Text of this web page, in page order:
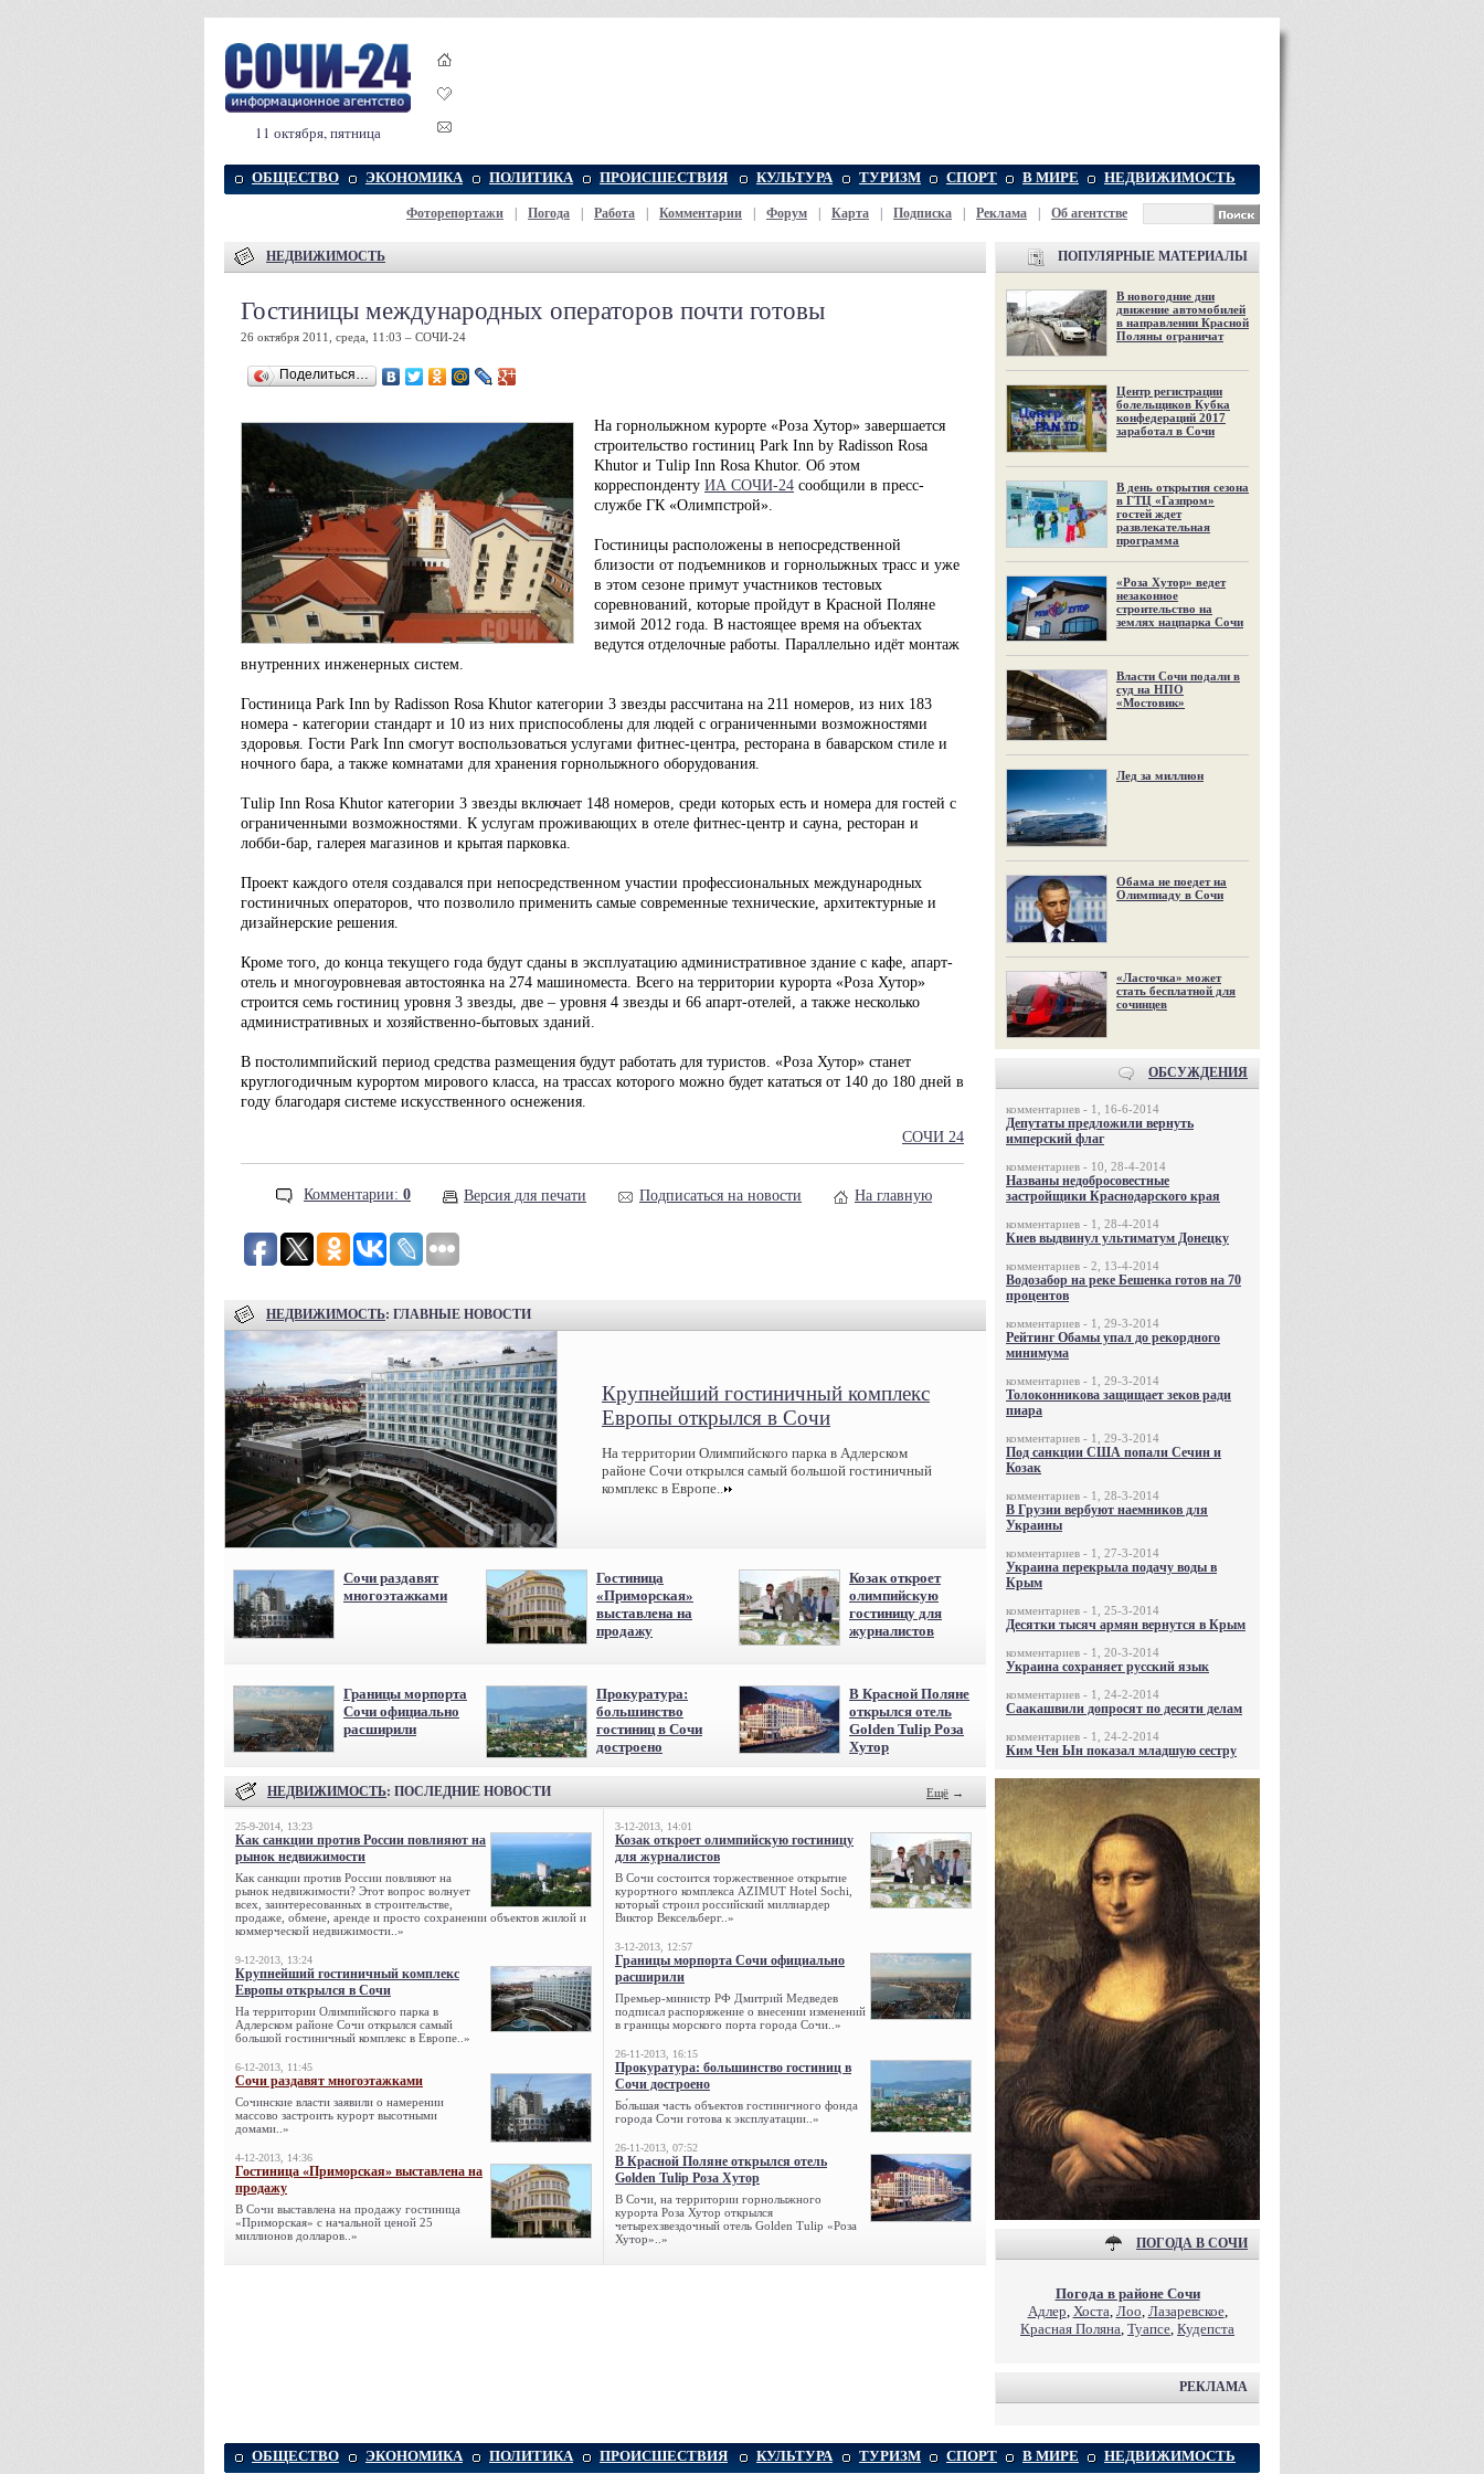
11 октября, пятница
ОБЩЕСТВО ЭКОНОМИКА ПОЛИТИКА ПРОИСШЕСТВИЯ КУЛЬТУРА ТУРИЗМ СПОРТ В МИРЕ НЕДВИЖИМОСТЬ
Фоторепортажи Погода Работа Комментарии Форум Карта Подписка Реклама Об агентстве
НЕДВИЖИМОСТЬ
Гостиницы международных операторов почти готовы
26 октября 2011, среда, 11:03 – СОЧИ-24
Поделиться…
На горнолыжном курорте «Роза Хутор» завершается
строительство гостиниц Park Inn by Radisson Rosa
Khutor и Tulip Inn Rosa Khutor. Об этом
корреспонденту ИА СОЧИ-24 сообщили в пресс-
службе ГК «Олимпстрой».
Гостиницы расположены в непосредственной
близости от подъемников и горнолыжных трасс и уже
в этом сезоне примут участников тестовых
соревнований, которые пройдут в Красной Поляне
зимой 2012 года. В настоящее время на объектах
ведутся отделочные работы. Параллельно идёт монтаж
внутренних инженерных систем.
Гостиница Park Inn by Radisson Rosa Khutor категории 3 звезды рассчитана на 211 номеров, из них 183
номера - категории стандарт и 10 из них приспособлены для людей с ограниченными возможностями
здоровья. Гости Park Inn смогут воспользоваться услугами фитнес-центра, ресторана в баварском стиле и
ночного бара, а также комнатами для хранения горнолыжного оборудования.
Tulip Inn Rosa Khutor категории 3 звезды включает 148 номеров, среди которых есть и номера для гостей с
ограниченными возможностями. К услугам проживающих в отеле фитнес-центр и сауна, ресторан и
лобби-бар, галерея магазинов и крытая парковка.
Проект каждого отеля создавался при непосредственном участии профессиональных международных
гостиничных операторов, что позволило применить самые современные технические, архитектурные и
дизайнерские решения.
Кроме того, до конца текущего года будут сданы в эксплуатацию административное здание с кафе, апарт-
отель и многоуровневая автостоянка на 274 машиноместа. Всего на территории курорта «Роза Хутор»
строится семь гостиниц уровня 3 звезды, две – уровня 4 звезды и 66 апарт-отелей, а также несколько
административных и хозяйственно-бытовых зданий.
В постолимпийский период средства размещения будут работать для туристов. «Роза Хутор» станет
круглогодичным курортом мирового класса, на трассах которого можно будет кататься от 140 до 180 дней в
году благодаря системе искусственного оснежения.
СОЧИ 24
Комментарии: 0 Версия для печати Подписаться на новости На главную
НЕДВИЖИМОСТЬ: ГЛАВНЫЕ НОВОСТИ
Крупнейший гостиничный комплекс
Европы открылся в Сочи
На территории Олимпийского парка в Адлерском
районе Сочи открылся самый большой гостиничный
комплекс в Европе..
Сочи раздавят
многоэтажками
Гостиница
«Приморская»
выставлена на
продажу
Козак откроет
олимпийскую
гостиницу для
журналистов
Границы морпорта
Сочи официально
расширили
Прокуратура:
большинство
гостиниц в Сочи
достроено
В Красной Поляне
открылся отель
Golden Tulip Роза
Хутор
НЕДВИЖИМОСТЬ: ПОСЛЕДНИЕ НОВОСТИ Ещё →
25-9-2014, 13:23
Как санкции против России повлияют на
рынок недвижимости
Как санкции против России повлияют на
рынок недвижимости? Этот вопрос волнует
всех, заинтересованных в строительстве,
продаже, обмене, аренде и просто сохранении объектов жилой и
коммерческой недвижимости..»
9-12-2013, 13:24
Крупнейший гостиничный комплекс
Европы открылся в Сочи
На территории Олимпийского парка в
Адлерском районе Сочи открылся самый
большой гостиничный комплекс в Европе..»
6-12-2013, 11:45
Сочи раздавят многоэтажками
Сочинские власти заявили о намерении
массово застроить курорт высотными
домами..»
4-12-2013, 14:36
Гостиница «Приморская» выставлена на
продажу
В Сочи выставлена на продажу гостиница
«Приморская» с начальной ценой 25
миллионов долларов..»
3-12-2013, 14:01
Козак откроет олимпийскую гостиницу
для журналистов
В Сочи состоится торжественное открытие
курортного комплекса AZIMUT Hotel Sochi,
который строил российский миллиардер
Виктор Вексельберг..»
3-12-2013, 12:57
Границы морпорта Сочи официально
расширили
Премьер-министр РФ Дмитрий Медведев
подписал распоряжение о внесении изменений
в границы морского порта города Сочи..»
26-11-2013, 16:15
Прокуратура: большинство гостиниц в
Сочи достроено
Бо́льшая часть объектов гостиничного фонда
города Сочи готова к эксплуатации..»
26-11-2013, 07:52
В Красной Поляне открылся отель
Golden Tulip Роза Хутор
В Сочи, на территории горнолыжного
курорта Роза Хутор открылся
четырехзвездочный отель Golden Tulip «Роза
Хутор»..»
ПОПУЛЯРНЫЕ МАТЕРИАЛЫ
В новогодние дни
движение автомобилей
в направлении Красной
Поляны ограничат
Центр регистрации
болельщиков Кубка
конфедераций 2017
заработал в Сочи
В день открытия сезона
в ГТЦ «Газпром»
гостей ждет
развлекательная
программа
«Роза Хутор» ведет
незаконное
строительство на
землях нацпарка Сочи
Власти Сочи подали в
суд на НПО
«Мостовик»
Лед за миллион
Обама не поедет на
Олимпиаду в Сочи
«Ласточка» может
стать бесплатной для
сочинцев
ОБСУЖДЕНИЯ
комментариев - 1, 16-6-2014
Депутаты предложили вернуть
имперский флаг
комментариев - 10, 28-4-2014
Названы недобросовестные
застройщики Краснодарского края
комментариев - 1, 28-4-2014
Киев выдвинул ультиматум Донецку
комментариев - 2, 13-4-2014
Водозабор на реке Бешенка готов на 70
процентов
комментариев - 1, 29-3-2014
Рейтинг Обамы упал до рекордного
минимума
комментариев - 1, 29-3-2014
Толоконникова защищает зеков ради
пиара
комментариев - 1, 29-3-2014
Под санкции США попали Сечин и
Козак
комментариев - 1, 28-3-2014
В Грузии вербуют наемников для
Украины
комментариев - 1, 27-3-2014
Украина перекрыла подачу воды в
Крым
комментариев - 1, 25-3-2014
Десятки тысяч армян вернутся в Крым
комментариев - 1, 20-3-2014
Украина сохраняет русский язык
комментариев - 1, 24-2-2014
Саакашвили допросят по десяти делам
комментариев - 1, 24-2-2014
Ким Чен Ын показал младшую сестру
ПОГОДА В СОЧИ
Погода в районе Сочи
Адлер, Хоста, Лоо, Лазаревское,
Красная Поляна, Туапсе, Кудепста
РЕКЛАМА
ОБЩЕСТВО ЭКОНОМИКА ПОЛИТИКА ПРОИСШЕСТВИЯ КУЛЬТУРА ТУРИЗМ СПОРТ В МИРЕ НЕДВИЖИМОСТЬ